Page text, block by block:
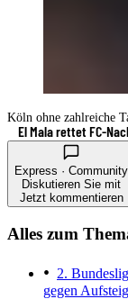
Köln ohne zahlreiche
El Mala rettet FC-
Express · Community
Diskutieren Sie mit
Jetzt kommentieren
Alles zum
2.
gegen